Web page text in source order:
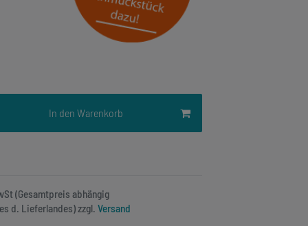
In den Warenkorb
(Gesamtpreis abhängig
d. Lieferlandes) zzgl. Versand